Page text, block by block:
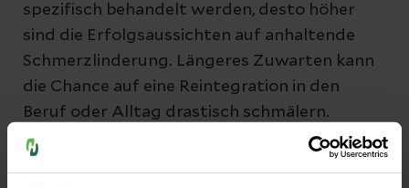
spezifisch behandelt werden, desto höher
sind die Erfolgsaussichten auf anhaltende
Schmerzlinderung. Längeres Zuwarten kann
die Chance auf eine Reintegration in den
Beruf oder Alltag drastisch schmälern.